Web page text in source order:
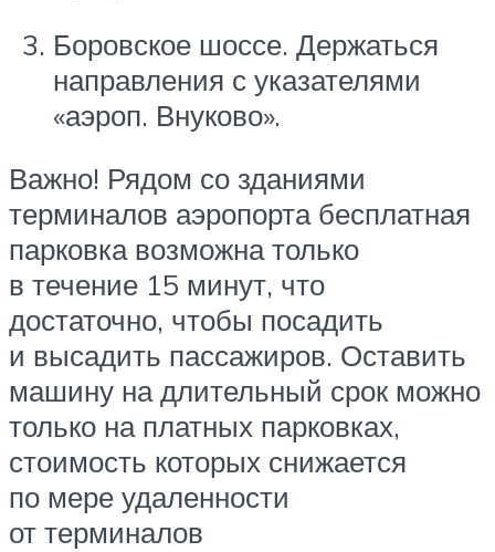
Боровское шоссе. Держаться
направления с указателями
«аэроп. Внуково».
Важно! Рядом со зданиями
терминалов аэропорта бесплатная
парковка возможна только
в течение 15 минут, что
достаточно, чтобы посадить
и высадить пассажиров. Оставить
машину на длительный срок можно
только на платных парковках,
стоимость которых снижается
по мере удаленности
от терминалов